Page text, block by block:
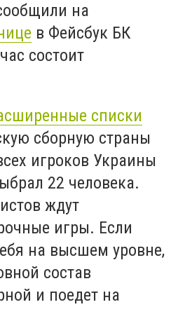
на
в Фейсбук БК
состоит
списки
сборную страны
игроков Украины
22 человека.
ждут
игры. Если
на высшем уровне,
состав
и поедет на